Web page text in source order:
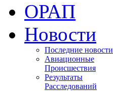
ОРАП
Новости
Последние новости
Авиационные
Происшествия
Результаты
Расследований